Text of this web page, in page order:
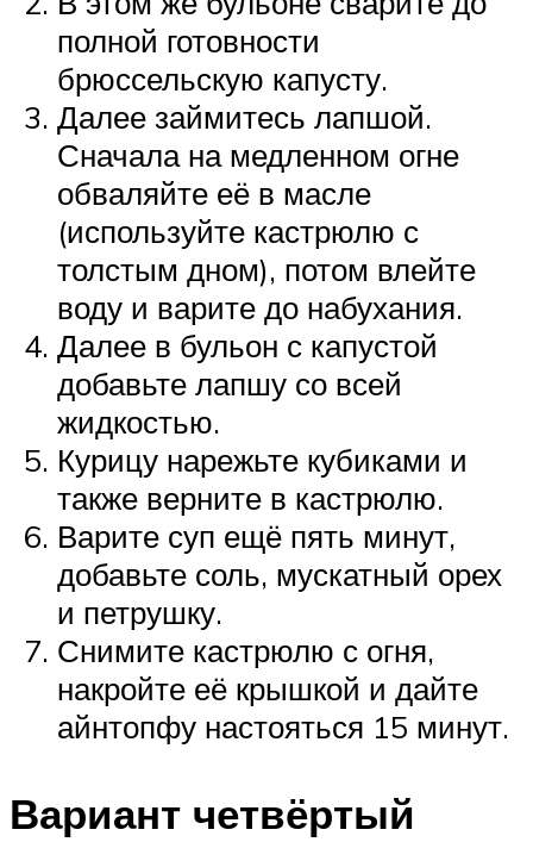
полной готовности
брюссельскую капусту.
Далее займитесь лапшой.
Сначала на медленном огне
обваляйте её в масле
(используйте кастрюлю с
толстым дном), потом влейте
воду и варите до набухания.
Далее в бульон с капустой
добавьте лапшу со всей
жидкостью.
Курицу нарежьте кубиками и
также верните в кастрюлю.
Варите суп ещё пять минут,
добавьте соль, мускатный орех
и петрушку.
Снимите кастрюлю с огня,
накройте её крышкой и дайте
айнтопфу настояться 15 минут.
Вариант четвёртый